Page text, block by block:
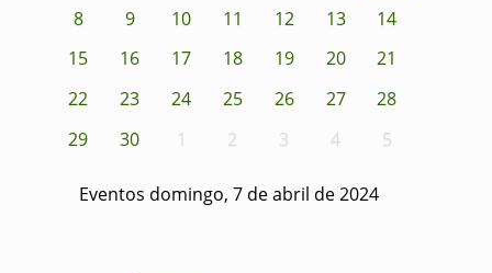
8
9 10 11 12 13
14
15
16 17 18 19 20
21
22
23 24 25 26 27
28
29
30 1 2 3 4 5
Eventos domingo, 7 de abril de 2024